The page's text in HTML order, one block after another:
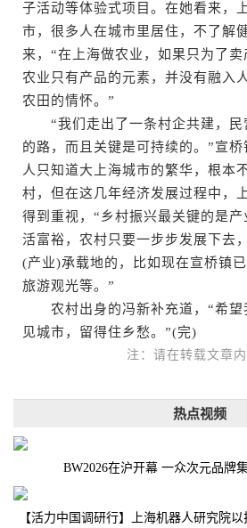
子活动等体验式项目。在她看来，
市，很多人在城市里居住，不了解
来，“在上海做农业，如果只为了
农业只有产品的元素，并没有融入
农田的情怀。”
“我们走出了一条村企共建，民
的路，而且关键是可持续的。”宣
人只知道大上海城市的繁华，根本
村，但在这几年经济发展过程中，
得到重视，“乡村振兴最关键的是
活富裕，农村只要一步步发展下去
(产业)承载地的，比如现在宣桥镇
旅游观光等。”
农村出身的冯新补充道，“希望
见城市，留得住乡愁。”(完)
注：请在转载文章
热点视频
BW2026在沪开幕 一众次元品牌
【活力中国调研行】上海机器人研究院